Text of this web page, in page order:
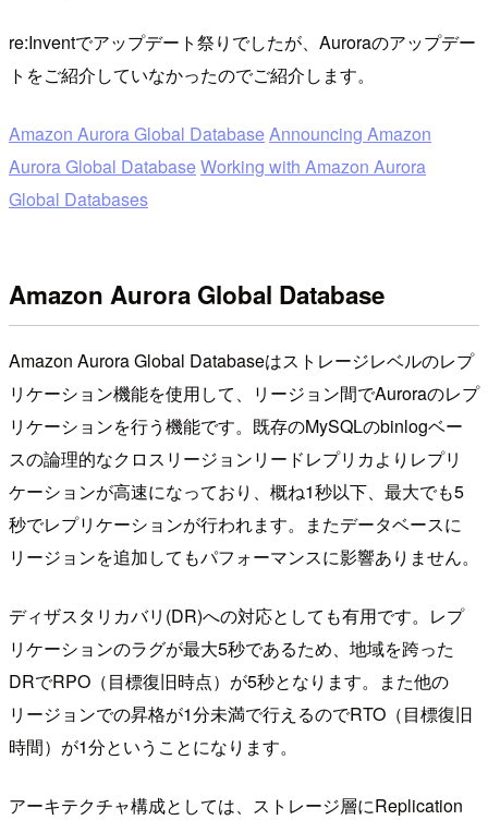
re:Inventでアップデート祭りでしたが、Auroraのアップデー
トをご紹介していなかったのでご紹介します。
Amazon Aurora Global DatabaseAnnouncing Amazon
Aurora Global DatabaseWorking with Amazon Aurora
Global Databases
Amazon Aurora Global Database
Amazon Aurora Global Databaseはストレージレベルのレプ
リケーション機能を使用して、リージョン間でAuroraのレプ
リケーションを行う機能です。既存のMySQLのbinlogベー
スの論理的なクロスリージョンリードレプリカよりレプリ
ケーションが高速になっており、概ね1秒以下、最大でも5
秒でレプリケーションが行われます。またデータベースに
リージョンを追加してもパフォーマンスに影響ありません。
ディザスタリカバリ(DR)への対応としても有用です。レプ
リケーションのラグが最大5秒であるため、地域を跨った
DRでRPO（目標復旧時点）が5秒となります。また他の
リージョンでの昇格が1分未満で行えるのでRTO（目標復旧
時間）が1分ということになります。
アーキテクチャ構成としては、ストレージ層にReplication